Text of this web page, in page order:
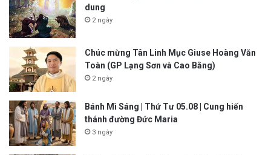
dung
2 ngày
Chúc mừng Tân Linh Mục Giuse Hoàng Văn
Toàn (GP Lạng Sơn và Cao Bằng)
2 ngày
Bánh Mì Sáng | Thứ Tư 05.08 | Cung hiến
thánh đường Đức Maria
3 ngày